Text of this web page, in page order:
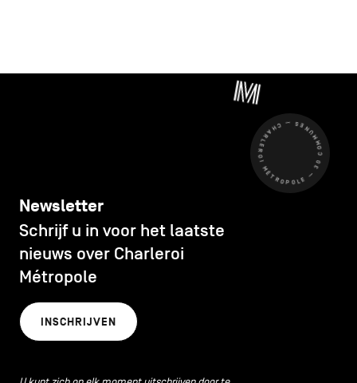
CHARLEROI MÉTROPOLE — 30 COMMUNES —
Newsletter
Schrijf u in voor het laatste
nieuws over Charleroi
Métropole
INSCHRIJVEN